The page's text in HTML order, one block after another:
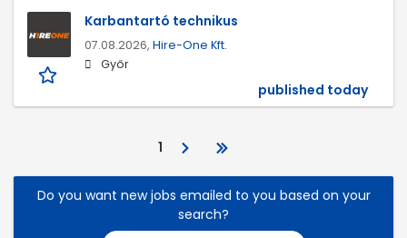
Karbantartó technikus
07.08.2026, Hire-One Kft.
Győr
published today
1
Do you want new jobs emailed to you based on your
search?